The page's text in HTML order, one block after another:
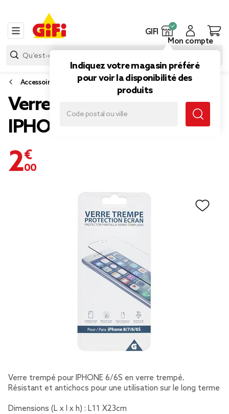
GIFI
Indiquez votre magasin préféré
pour voir la disponibilité des
produits
Mon compte
Accessoires smartphone et tablette
Verre trempé pour
IPHONE 6/6S
2,00 €
Verre trempé pour IPHONE 6/6S en verre trempé.
Résistant et antichocs pour une utilisation sur le long terme
Dimensions (L x l x h) : L11 X23cm